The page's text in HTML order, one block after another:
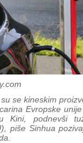
se kineskim
Evropske
Kini, podnevši
piše Sinhua